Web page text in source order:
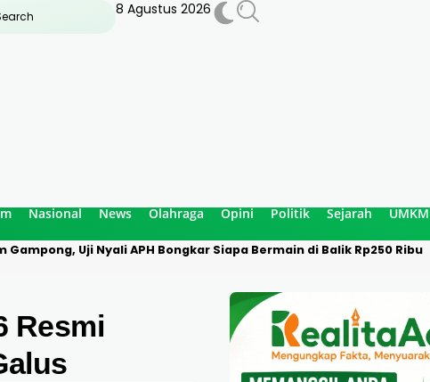
8 Agustus 2026
Nasional News Olahraga Opini Politik Sejarah UMKM
Uji Nyali APH Bongkar Siapa Bermain di Balik Rp250 Ribu
Resmi